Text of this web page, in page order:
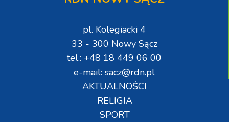
pl. Kolegiacki 4
33 - 300 Nowy Sącz
tel.: +48 18 449 06 00
e-mail: sacz@rdn.pl
AKTUALNOŚCI
RELIGIA
SPORT